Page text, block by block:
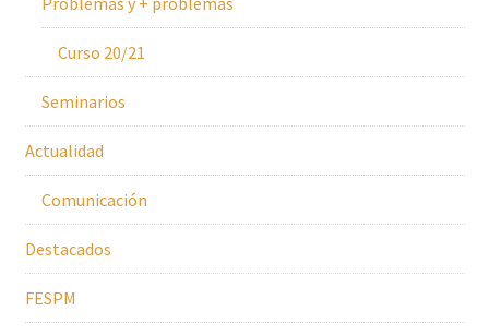
Curso 20/21
Seminarios
Actualidad
Comunicación
Destacados
FESPM